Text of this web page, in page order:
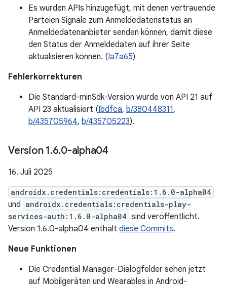
Es wurden APIs hinzugefügt, mit denen vertrauende
Parteien Signale zum Anmeldedatenstatus an
Anmeldedatenanbieter senden können, damit diese
den Status der Anmeldedaten auf ihrer Seite
aktualisieren können. (Ia7a65)
Fehlerkorrekturen
Die Standard-minSdk-Version wurde von API 21 auf
API 23 aktualisiert (Ibdfca, b/380448311,
b/435705964, b/435705223).
Version 1.6.0-alpha04
16. Juli 2025
androidx.credentials:credentials:1.6.0-alpha04
und androidx.credentials:credentials-play-
services-auth:1.6.0-alpha04 sind veröffentlicht.
Version 1.6.0-alpha04 enthält diese Commits.
Neue Funktionen
Die Credential Manager-Dialogfelder sehen jetzt
auf Mobilgeräten und Wearables in Android-